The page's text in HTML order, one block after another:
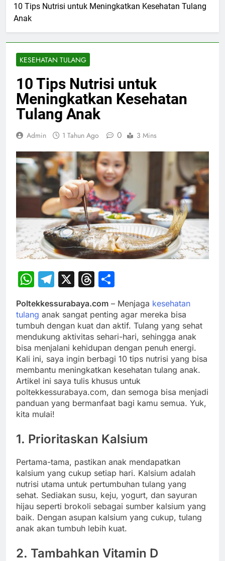
10 Tips Nutrisi untuk Meningkatkan Kesehatan Tulang
Anak
KESEHATAN TULANG
10 Tips Nutrisi untuk
Meningkatkan Kesehatan
Tulang Anak
Admin 1 Tahun Ago 0 3 Mins
WhatsApp
Telegram
X Threads
Poltekkessurabaya.com – Menjaga kesehatan
tulang anak sangat penting agar mereka bisa
tumbuh dengan kuat dan aktif. Tulang yang sehat
mendukung aktivitas sehari-hari, sehingga anak
bisa menjalani kehidupan dengan penuh energi.
Kali ini, saya ingin berbagi 10 tips nutrisi yang bisa
membantu meningkatkan kesehatan tulang anak.
Artikel ini saya tulis khusus untuk
poltekkessurabaya.com, dan semoga bisa menjadi
panduan yang bermanfaat bagi kamu semua. Yuk,
kita mulai!
1. Prioritaskan Kalsium
Pertama-tama, pastikan anak mendapatkan
kalsium yang cukup setiap hari. Kalsium adalah
nutrisi utama untuk pertumbuhan tulang yang
sehat. Sediakan susu, keju, yogurt, dan sayuran
hijau seperti brokoli sebagai sumber kalsium yang
baik. Dengan asupan kalsium yang cukup, tulang
anak akan tumbuh lebih kuat.
2. Tambahkan Vitamin D